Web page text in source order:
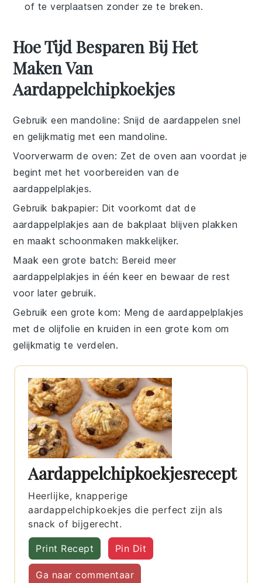
of te verplaatsen zonder ze te breken.
Hoe Tijd Besparen Bij Het
Maken Van
Aardappelchipkoekjes
Gebruik een mandoline: Snijd deaardappelen snel
en gelijkmatig met een mandoline.
Voorverwarm de oven: Zet de oven aan voordat je
begint met het voorbereiden van de
aardappelplakjes.
Gebruik bakpapier: Dit voorkomt dat de
aardappelplakjes aan de bakplaat blijven plakken
en maakt schoonmaken makkelijker.
Maak een grote batch: Bereid meer
aardappelplakjes in één keer en bewaar de rest
voor later gebruik.
Gebruik een grote kom: Meng de aardappelplakjes
met de olijfolie enkruiden in een grote kom om
gelijkmatig te verdelen.
Aardappelchipkoekjesrecept
Heerlijke, knapperige
aardappelchipkoekjes die perfect zijn als
snack of bijgerecht.
Print Recept Pin Dit
Ga naar commentaar